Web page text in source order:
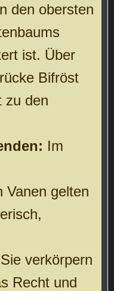
den obersten
ist. Über
Bifröst
zu den
Im
Vanen gelten
verkörpern
Recht und